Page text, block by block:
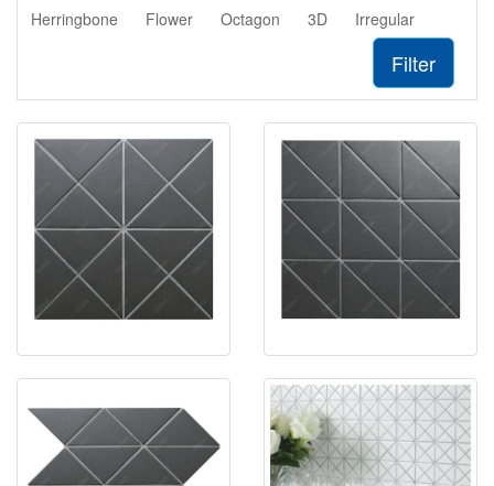
Herringbone
Flower Octagon 3D Irregular
Filter